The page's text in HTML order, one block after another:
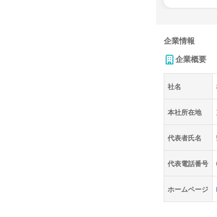
企業情報
企業概要
社名
本社所在地
代表者氏名
代表電話番号
ホームページ